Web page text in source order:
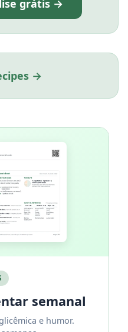
grátis →
→
semanal
e humor.